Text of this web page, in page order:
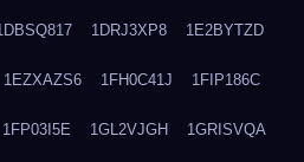
1DRJ3XP8 1E2BYTZD
1EZXAZS6 1FH0C41J 1FIP186C
1FP03I5E 1GL2VJGH 1GRISVQA